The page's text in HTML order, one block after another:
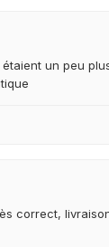
un peu
correct,